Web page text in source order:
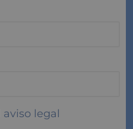
aviso legal